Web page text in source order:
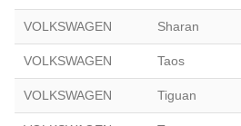
VOLKSWAGEN Sharan
VOLKSWAGEN Taos
VOLKSWAGEN Tiguan